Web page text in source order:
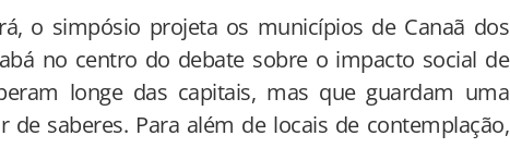
o simpósio projeta os municípios de Canaã dos
no centro do debate sobre o impacto social de
longe das capitais, mas que guardam uma
de saberes. Para além de locais de contemplação,